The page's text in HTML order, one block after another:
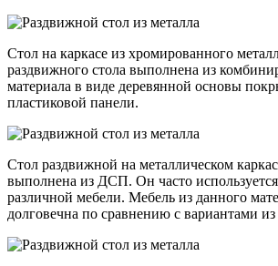
Стол на каркасе из хромированного
раздвижного стола выполнена из
материала в виде деревянной основы
пластиковой панели.
Стол раздвижной на металлическом
выполнена из ДСП. Он часто
различной мебели. Мебель из данного
долговечна по сравнению с вариантами